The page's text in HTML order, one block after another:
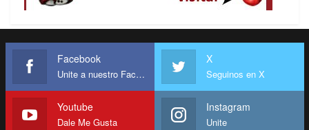
Facebook
Unite a nuestro Facebook
X
Seguinos en X
Youtube
Dale Me Gusta
Instagram
Unite